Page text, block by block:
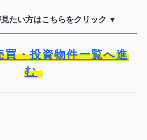
たい方はこちらをクリック ▼
買・投資物件一覧へ進
む